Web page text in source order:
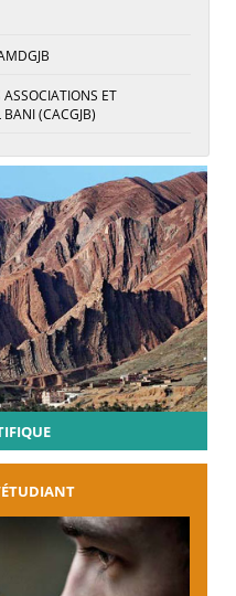
ET
BANI (CACGJB)